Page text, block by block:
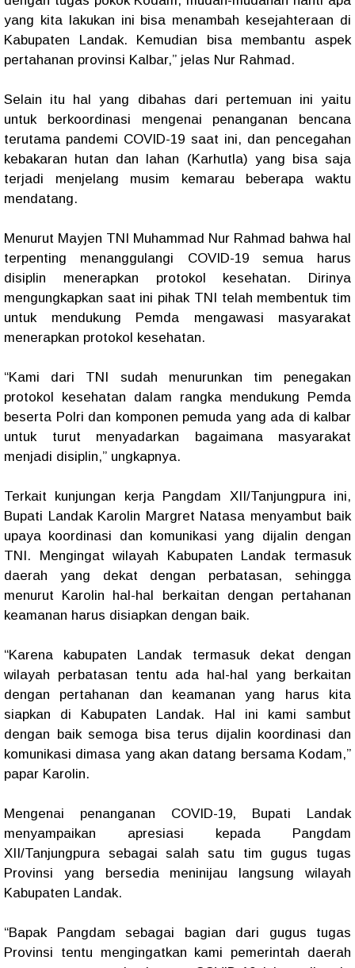
yang kita lakukan ini bisa menambah kesejahteraan di
Kabupaten Landak. Kemudian bisa membantu aspek
pertahanan provinsi Kalbar,” jelas Nur Rahmad.
Selain itu hal yang dibahas dari pertemuan ini yaitu
untuk berkoordinasi mengenai penanganan bencana
terutama pandemi COVID-19 saat ini, dan pencegahan
kebakaran hutan dan lahan (Karhutla) yang bisa saja
terjadi menjelang musim kemarau beberapa waktu
mendatang.
Menurut Mayjen TNI Muhammad Nur Rahmad bahwa hal
terpenting menanggulangi COVID-19 semua harus
disiplin menerapkan protokol kesehatan. Dirinya
mengungkapkan saat ini pihak TNI telah membentuk tim
untuk mendukung Pemda mengawasi masyarakat
menerapkan protokol kesehatan.
“Kami dari TNI sudah menurunkan tim penegakan
protokol kesehatan dalam rangka mendukung Pemda
beserta Polri dan komponen pemuda yang ada di kalbar
untuk turut menyadarkan bagaimana masyarakat
menjadi disiplin,” ungkapnya.
Terkait kunjungan kerja Pangdam XII/Tanjungpura ini,
Bupati Landak Karolin Margret Natasa menyambut baik
upaya koordinasi dan komunikasi yang dijalin dengan
TNI. Mengingat wilayah Kabupaten Landak termasuk
daerah yang dekat dengan perbatasan, sehingga
menurut Karolin hal-hal berkaitan dengan pertahanan
keamanan harus disiapkan dengan baik.
“Karena kabupaten Landak termasuk dekat dengan
wilayah perbatasan tentu ada hal-hal yang berkaitan
dengan pertahanan dan keamanan yang harus kita
siapkan di Kabupaten Landak. Hal ini kami sambut
dengan baik semoga bisa terus dijalin koordinasi dan
komunikasi dimasa yang akan datang bersama Kodam,”
papar Karolin.
Mengenai penanganan COVID-19, Bupati Landak
menyampaikan apresiasi kepada Pangdam
XII/Tanjungpura sebagai salah satu tim gugus tugas
Provinsi yang bersedia meninijau langsung wilayah
Kabupaten Landak.
“Bapak Pangdam sebagai bagian dari gugus tugas
Provinsi tentu mengingatkan kami pemerintah daerah